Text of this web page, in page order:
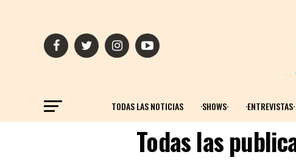
TODAS LAS NOTICIAS ·SHOWS· ·ENTREVISTAS·
Todas las